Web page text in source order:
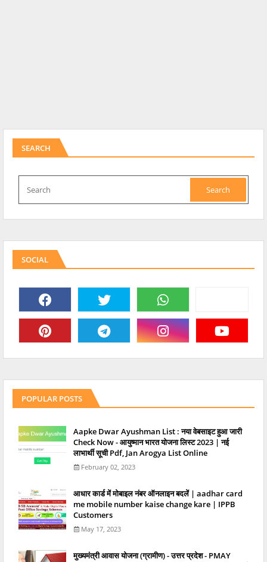
SEARCH
SOCIAL
POPULAR POSTS
Aapke Dwar Ayushman List : नया वेबसाइट हुआ जारी
Check Now - आयुष्मान भारत योजना लिस्ट 2023 | नई
लाभार्थी सूची Pdf, Jan Arogya List Online
February 02, 2023
आधार कार्ड में मोबाइल नंबर ऑनलाइन बदलें | aadhar card
me mobile number kaise change kare | IPPB
Customers
May 17, 2023
मुख्यमंत्री आवास योजना (ग्रामीण) - उत्तर प्रदेश - PMAY